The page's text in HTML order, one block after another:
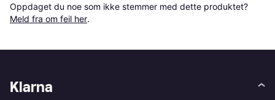
Oppdaget du noe som ikke stemmer med dette produktet?
Meld fra om feil her.
Klarna